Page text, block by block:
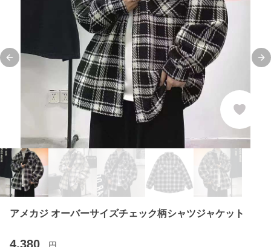
Previous slide
アメカジ オーバーサイズチェック柄シャツジャケット
4,380